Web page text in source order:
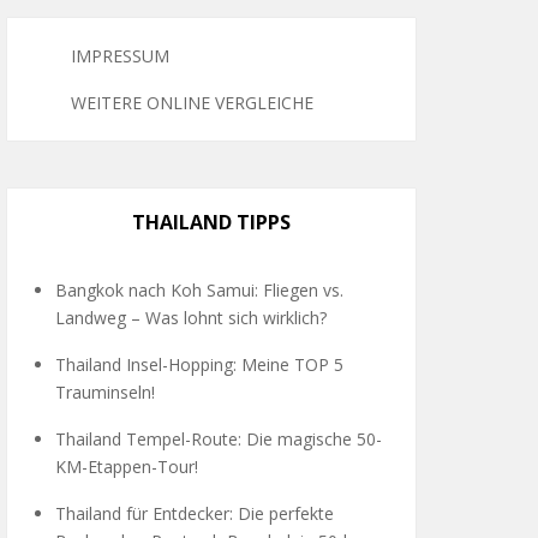
IMPRESSUM
WEITERE ONLINE VERGLEICHE
THAILAND TIPPS
Bangkok nach Koh Samui: Fliegen vs.
Landweg – Was lohnt sich wirklich?
Thailand Insel-Hopping: Meine TOP 5
Trauminseln!
Thailand Tempel-Route: Die magische 50-
KM-Etappen-Tour!
Thailand für Entdecker: Die perfekte